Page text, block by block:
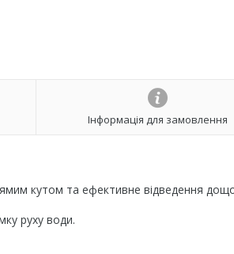
Інформація для замовлення
кутом та ефективне відведення
руху води.